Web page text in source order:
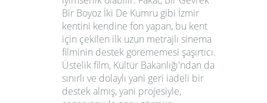
Bir Boyoz İki De Kumru gibi İzmir
kentini kendine fon yapan, bu kent
için çekilen ilk uzun metrajlı sinema
filminin destek görememesi şaşırtıcı.
Üstelik film, Kültür Bakanlığı'ndan da
sınırlı ve dolaylı yani geri iadeli bir
destek almış, yani projesiyle,